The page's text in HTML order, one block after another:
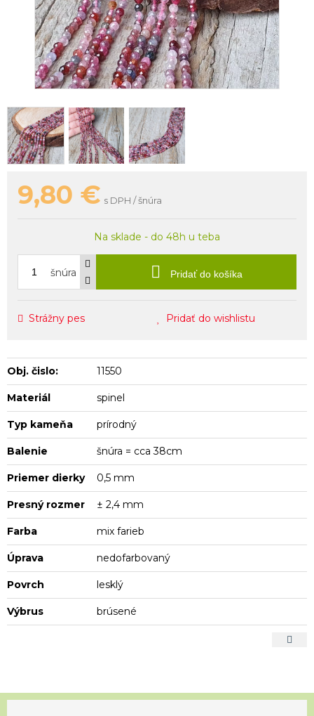
9,80 € s DPH / šnúra
Na sklade - do 48h u teba
šnúra Pridať do košíka
Strážny pes Pridať do wishlistu
Obj. čislo: 11550
Materiál spinel
Typ kameňa prírodný
Balenie šnúra = cca 38cm
Priemer dierky 0,5 mm
Presný rozmer ± 2,4 mm
Farba mix farieb
Úprava nedofarbovaný
Povrch lesklý
Výbrus brúsené